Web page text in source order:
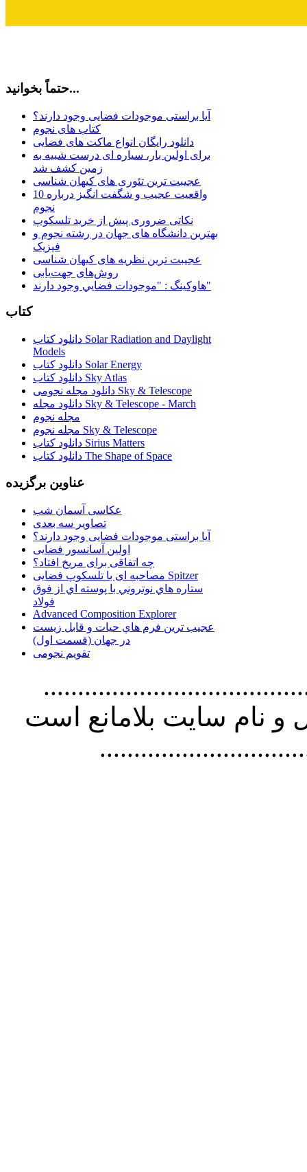
حتماً بخوانید...
آیا براستی موجودات فضایی وجود دارند؟
کتاب های نجوم
دانلود رایگان انواع ماکت های فضایی
برای اولین بار، سیاره ای درست شبیه به
زمین کشف شد
عجیبت ترین تئوری های کیهان شناسی
10 واقعیت عجیب و شگفت انگیز درباره
نجوم
نکاتی ضروری پیش از خرید تلسکوپ
بهترین دانشگاه های جهان در رشته نجوم و
فیزیک
عجیبت ترین نظریه های کیهان شناسی
روش‌های جهت‌یابی
هاوكينگ : "موجودات فضايي وجود دارند"
کتاب
دانلود کتاب Solar Radiation and Daylight
Models
دانلود کتاب Solar Energy
دانلود کتاب Sky Atlas
دانلود مجله نجومی Sky & Telescope
دانلود مجله Sky & Telescope - March
مجله نجوم
مجله نجوم Sky & Telescope
دانلود کتاب Sirius Matters
دانلود کتاب The Shape of Space
عناوین برگزیده
عکاسی آسمان شب
تصاویر سه بعدی
آیا براستی موجودات فضایی وجود دارند؟
اولین آسانسور فضایی
چه اتفاقی برای مریخ افتاد؟
مصاحبه ای با تلسکوپ فضایی Spitzer
ستاره هاي نوتروني با پوسته اي از فوق
فولاد
Advanced Composition Explorer
عجیب ترین فرم هاي حيات و قابل زيست
در جهان (قسمت اول)
تقویم نجومی
استفاده از
نام سايت بلامانع است